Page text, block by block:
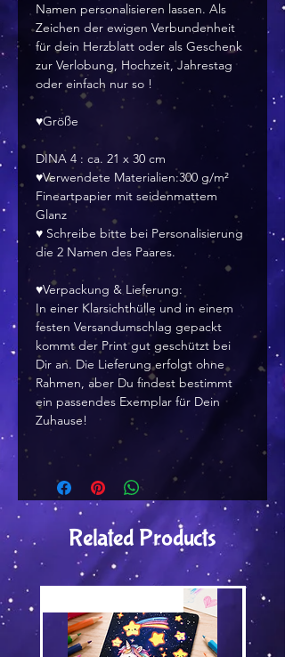
Namen personalisieren lassen. Als
Zeichen der ewigen Verbundenheit
für dein Herzblatt oder als Geschenk
zur Verlobung, Hochzeit, Jahrestag
oder einfach nur so !
♥Größe
DINA 4 : ca. 21 x 30 cm
♥Verwendete Materialien:300 g/m²
Fineartpapier mit seidenmattem
Glanz
♥ Schreibe bitte bei Personalisierung
die 2 Namen des Paares.
♥Verpackung & Lieferung:
In einer Klarsichthülle und in einem
festen Versandumschlag gepackt
kommt der Print gut geschützt bei
Dir an. Die Lieferung erfolgt ohne
Rahmen, aber Du findest bestimmt
ein passendes Exemplar für Dein
Zuhause!
Related Products